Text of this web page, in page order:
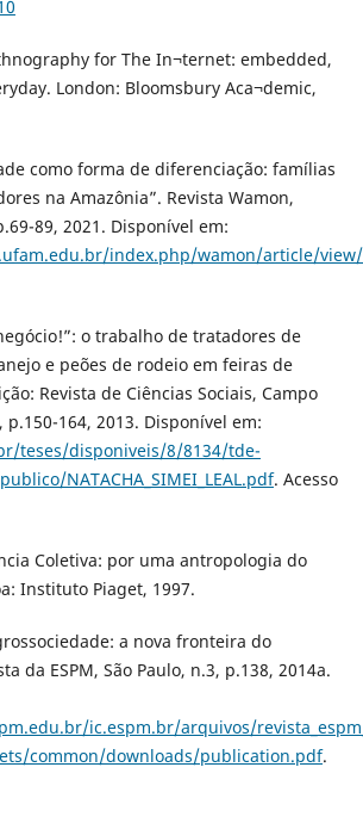
for The In¬ternet: embedded,
London: Bloomsbury Aca¬demic,
como forma de diferenciação: famílias
na Amazônia”. Revista Wamon,
89, 2021. Disponível em:
index.php/wamon/article/
o trabalho de tratadores de
e peões de rodeio em feiras de
Revista de Ciências Sociais, Campo
p.150-164, 2013. Disponível em:
teses/disponiveis/8/8134/tde-
NATACHA_SIMEI_LEAL.pdf. Acesso
Coletiva: por uma antropologia do
Instituto Piaget, 1997.
a nova fronteira do
da ESPM, São Paulo, n.3, p.138, 2014a.
ic.espm.br/arquivos/
common/downloads/publication.pdf.